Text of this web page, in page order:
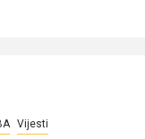
Vijesti